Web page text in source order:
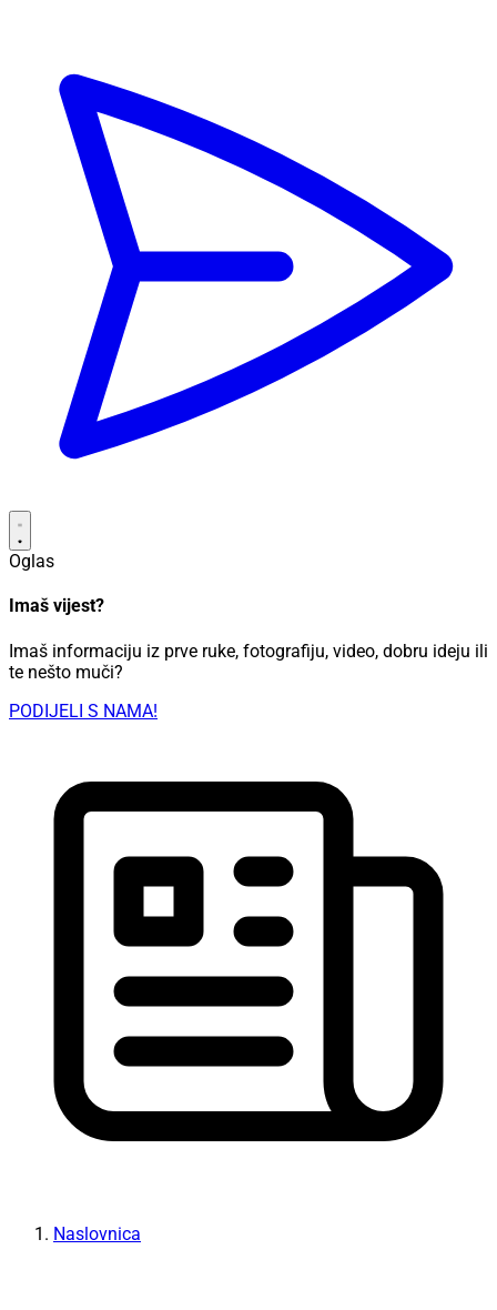
Oglas
Imaš vijest?
Imaš informaciju iz prve ruke, fotografiju, video, dobru ideju ili
te nešto muči?
PODIJELI S NAMA!
Naslovnica